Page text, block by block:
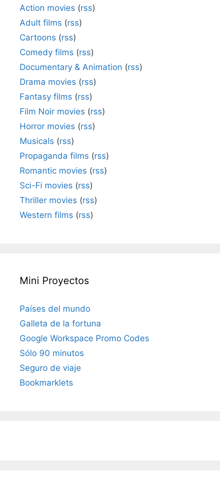
Action movies (rss)
Adult films (rss)
Cartoons (rss)
Comedy films (rss)
Documentary & Animation (rss)
Drama movies (rss)
Fantasy films (rss)
Film Noir movies (rss)
Horror movies (rss)
Musicals (rss)
Propaganda films (rss)
Romantic movies (rss)
Sci-Fi movies (rss)
Thriller movies (rss)
Western films (rss)
Mini Proyectos
Países del mundo
Galleta de la fortuna
Google Workspace Promo Codes
Sólo 90 minutos
Seguro de viaje
Bookmarklets